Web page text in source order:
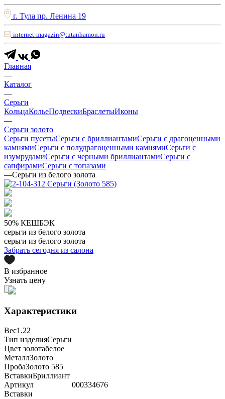
г. Тула пр. Ленина 19
internet-magazin@tutanhamon.ru
Главная
—
Каталог
—
Серьги
КольцаКольеПодвескиБраслетыИконы
—
Серьги золото
Серьги пусетыСерьги с бриллиантамиСерьги с драгоценными
камнямиСерьги с полудрагоценными камнямиСерьги с
изумрудамиСерьги с черными бриллиантамиСерьги с
сапфирамиСерьги с топазами
—Серьги из белого золота
50% КЕШБЭК
серьги из белого золота
серьги из белого золота
Забрать сегодня из салона
В избранное
Узнать цену
Характеристики
Вес1.22
Тип изделияСерьги
Цвет золотабелое
МеталлЗолото
ПробаЗолото 585
ВставкиБриллиант
Артикул
000334676
Вставки